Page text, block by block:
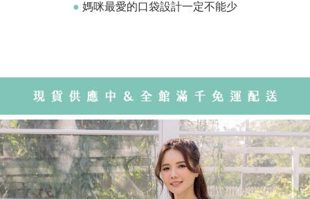
● 媽咪最愛的口袋設計一定不能少